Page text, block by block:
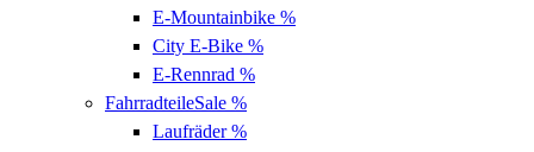
E-Mountainbike %
City E-Bike %
E-Rennrad %
FahrradteileSale %
Laufräder%